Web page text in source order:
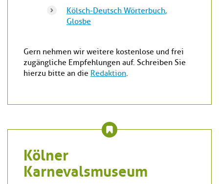
Kölsch-Deutsch Wörterbuch,
Glosbe
Gern nehmen wir weitere kostenlose und frei
zugängliche Empfehlungen auf. Schreiben Sie
hierzu bitte an die Redaktion.
Kölner
Karnevalsmuseum